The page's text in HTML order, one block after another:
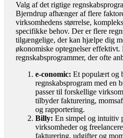
Valg af det rigtige
Bjerndrup afhænger af flere
virksomhedens størrelse,
specifikke behov. Der er flere
tilgængelige, der kan hjælpe dig
økonomiske optegnelser
regnskabsprogrammer, der ofte
e-conomic: Et populært og
regnskabsprogram med en
passer til forskellige
tilbyder fakturering,
og rapportering.
Billy: En simpel og intuitiv
virksomheder og
fakturering, udgifter og